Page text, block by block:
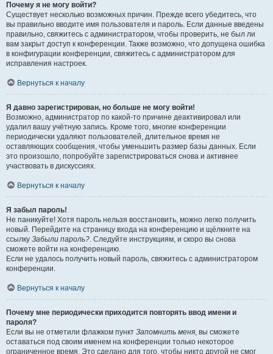
Почему я не могу войти?
Существует несколько возможных причин. Прежде всего убедитесь, что
вы правильно вводите имя пользователя и пароль. Если данные введены
правильно, свяжитесь с администратором, чтобы проверить, не был ли
вам закрыт доступ к конференции. Также возможно, что допущена ошибка
в конфигурации конференции, свяжитесь с администратором для
исправления настроек.
Вернуться к началу
Я давно зарегистрирован, но больше не могу войти!
Возможно, администратор по какой-то причине деактивировал или
удалил вашу учётную запись. Кроме того, многие конференции
периодически удаляют пользователей, длительное время не
оставляющих сообщения, чтобы уменьшить размер базы данных. Если
это произошло, попробуйте зарегистрироваться снова и активнее
участвовать в дискуссиях.
Вернуться к началу
Я забыл пароль!
Не паникуйте! Хотя пароль нельзя восстановить, можно легко получить
новый. Перейдите на страницу входа на конференцию и щёлкните на
ссылку Забыли пароль?. Следуйте инструкциям, и скоро вы снова
сможете войти на конференцию.
Если не удалось получить новый пароль, свяжитесь с администратором
конференции.
Вернуться к началу
Почему мне периодически приходится повторять ввод имени и
пароля?
Если вы не отметили флажком пункт Запомнить меня, вы сможете
оставаться под своим именем на конференции только некоторое
ограниченное время. Это сделано для того, чтобы никто другой не смог